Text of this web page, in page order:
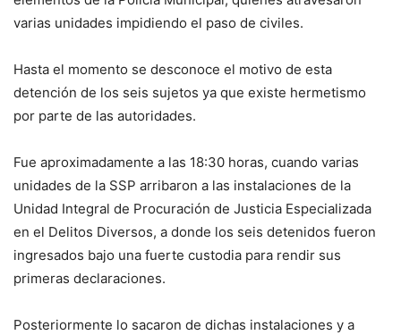
varias unidades impidiendo el paso de civiles.
Hasta el momento se desconoce el motivo de esta
detención de los seis sujetos ya que existe hermetismo
por parte de las autoridades.
Fue aproximadamente a las 18:30 horas, cuando varias
unidades de la SSP arribaron a las instalaciones de la
Unidad Integral de Procuración de Justicia Especializada
en el Delitos Diversos, a donde los seis detenidos fueron
ingresados bajo una fuerte custodia para rendir sus
primeras declaraciones.
Posteriormente lo sacaron de dichas instalaciones y a